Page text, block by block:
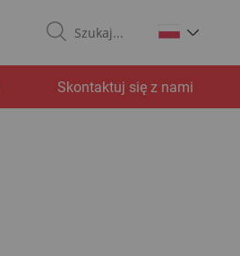
Skontaktuj się z nami